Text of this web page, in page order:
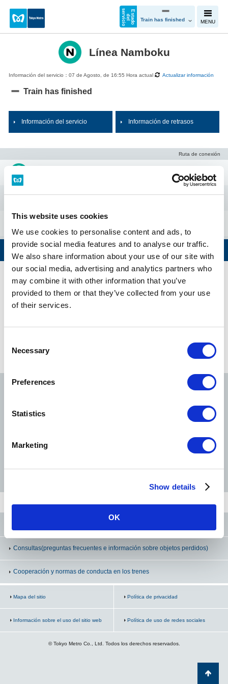
This website uses cookies
We use cookies to personalise content and ads, to
provide social media features and to analyse our traffic.
We also share information about your use of our site with
our social media, advertising and analytics partners who
may combine it with other information that you’ve
provided to them or that they’ve collected from your use
of their services.
Selection
Necessary
Preferences
Statistics
Marketing
Show details
OK
E
s
t
a
d
o
de
l
s e
rv
i
c
i
o Train has finished MENU
Línea Namboku
Información del servicio：07 de Agosto, de 16:55 Hora actual Actualizar información
Train has finished
Información del servicio Información de retrasos
Ruta de conexión
Azabu-juban
Roppongi-itchome
Yotsuya
Ichigaya
Iidabashi
Korakuen
Todaimae
Nishigahara
Oji
Oji-kamiy
Shimo
Akabane-iwabuchi
Línea Yurakucho
Consultas(preguntas frecuentes e información sobre objetos perdidos)
Cooperación y normas de conducta en los trenes
Mapa del sitio Política de privacidad
Información sobre el uso del sitio web Política de uso de redes sociales
© Tokyo Metro Co., Ltd. Todos los derechos reservados.